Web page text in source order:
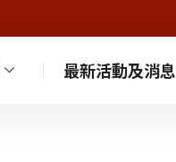
最新活動及消息